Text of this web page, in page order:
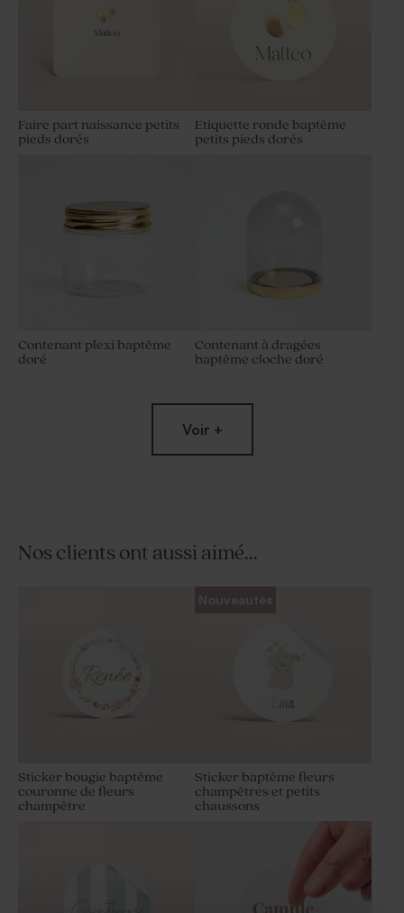
Faire part naissance petits
pieds dorés
Etiquette ronde baptême
petits pieds dorés
Contenant plexi baptême
doré
Contenant à dragées
baptême cloche doré
Dragées baptême marbré or
1 kg (± 240 ex)
Dragées baptême lentilles
Dragées baptême lentille
blanches et or 1 kg (± 1120 ex)
Voir +
Nos clients ont aussi aimé...
Sticker bougie baptême
couronne de fleurs
champêtre
Nouveautés
Sticker baptême fleurs
champêtres et petits
chaussons